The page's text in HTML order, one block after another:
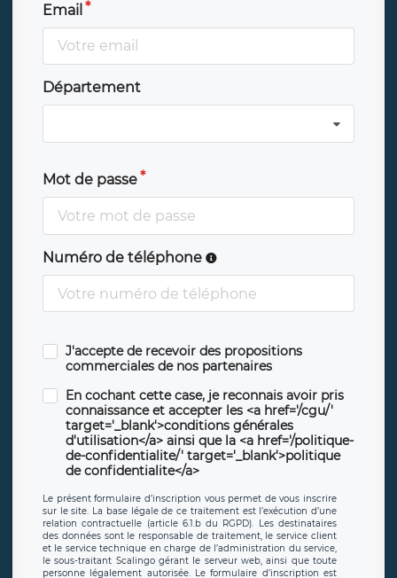
Email
Département
Mot de passe
Numéro de téléphone
J'accepte de recevoir des propositions
commerciales de nos partenaires
En cochant cette case, je reconnais avoir pris
connaissance et accepter les <a href='/cgu/'
target='_blank'>conditions générales
d'utilisation</a> ainsi que la <a href='/politique-
de-confidentialite/' target='_blank'>politique
de confidentialite</a>
Le présent formulaire d’inscription vous permet de vous inscrire
sur le site. La base légale de ce traitement est l’exécution d’une
relation contractuelle (article 6.1.b du RGPD). Les destinataires
des données sont le responsable de traitement, le service client
et le service technique en charge de l’administration du service,
le sous-traitant Scalingo gérant le serveur web, ainsi que toute
personne légalement autorisée. Le formulaire d’inscription est